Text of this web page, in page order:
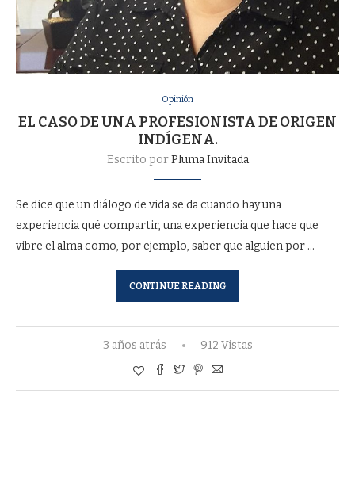
Opinión
EL CASO DE UNA PROFESIONISTA DE ORIGEN
INDÍGENA.
Escrito porPluma Invitada
Se dice que un diálogo de vida se da cuando hay una
experiencia qué compartir, una experiencia que hace que
vibre el alma como, por ejemplo, saber que alguien por …
CONTINUE READING
3 años atrás 912 Vistas